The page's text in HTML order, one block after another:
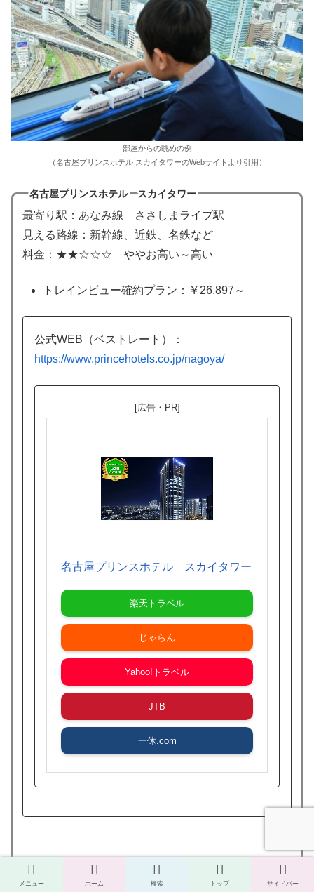
部屋からの眺めの例
（名古屋プリンスホテル スカイタワーのWebサイトより引用）
名古屋プリンスホテル スカイタワー
最寄り駅：あなみ線 ささしまライブ駅
見える路線：新幹線、近鉄、名鉄など
料金：★★☆☆☆ ややお高い～高い
トレインビュー確約プラン：￥26,897～
公式WEB（ベストレート）：
https://www.princehotels.co.jp/nagoya/
[広告・PR]
名古屋プリンスホテル スカイタワー
楽天トラベル
じゃらん
Yahoo!トラベル
JTB
一休.com
メニュー ホーム 検索 トップ サイドバー